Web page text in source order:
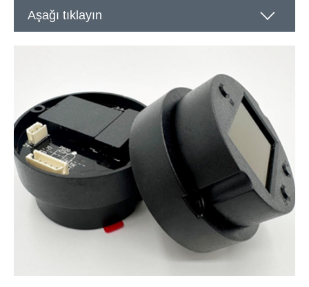
Aşağı tıklayın